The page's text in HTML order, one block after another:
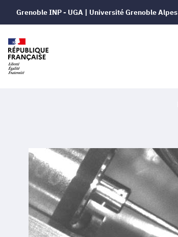
Grenoble INP - UGA | Université Grenoble Alpes